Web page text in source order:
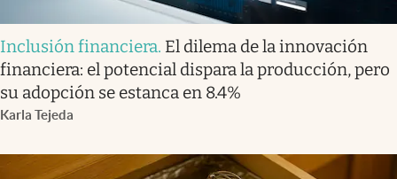
Inclusión financiera. El dilema de la innovación
financiera: el potencial dispara la producción, pero
su adopción se estanca en 8.4%
Karla Tejeda